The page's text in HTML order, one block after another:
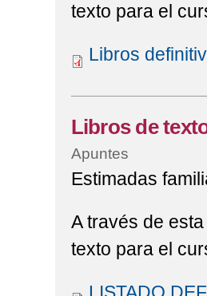
texto para el
Libros
Libros de
Apuntes
Estimadas
A través de
texto para el